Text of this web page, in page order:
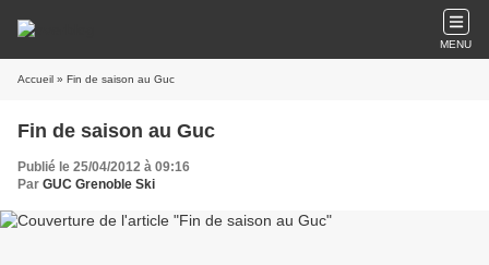
MENU
Accueil » Fin de saison au Guc
Fin de saison au Guc
Publié le 25/04/2012 à 09:16
Par GUC Grenoble Ski